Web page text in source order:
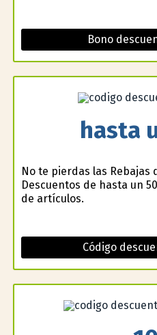
Bono
hasta
No te pierdas las Rebajas
Descuentos de hasta un
de artículos.
Código